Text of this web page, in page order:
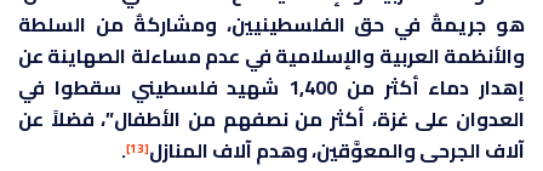
هو جريمةٌ في حق الفلسطينيين، ومشاركةٌ من السلطة
والأنظمة العربية والإسلامية في عدم مساءلة الصهاينة عن
إهدار دماء أكثر من 1,400 شهيد فلسطيني سقطوا في
العدوان على غزة، أكثر من نصفهم من الأطفال”، فضلاً عن
آلاف الجرحى والمعوَّقين، وهدم آلاف المنازل[13]
.